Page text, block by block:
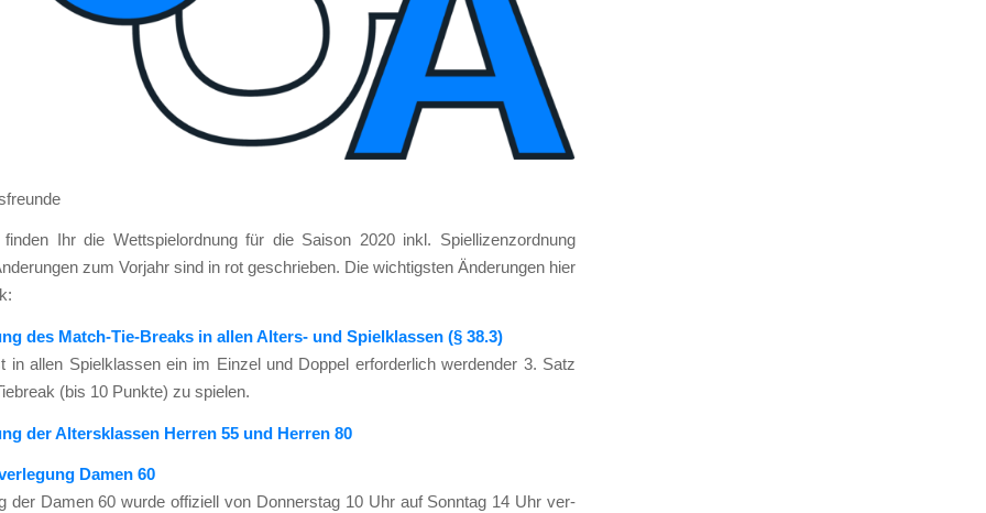
Ihr die Wett­spiel­ord­nung für die Sai­son 2020 inkl. Spiel­li­zenz­ord­nung
zum Vor­jahr sind in rot geschrie­ben. Die wich­tigs­ten Ände­run­gen hier
des Match-Tie-Breaks in allen Alters- und Spiel­klas­sen (§ 38.3)
in allen Spiel­klas­sen ein im Ein­zel und Dop­pel erfor­der­lich wer­den­der 3. Satz
(bis 10 Punk­te) zu spie­len.
der Alters­klas­sen Her­ren 55 und Her­ren 80
Damen 60
der Damen 60 wur­de offi­zi­ell von Don­ners­tag 10 Uhr auf Sonn­tag 14 Uhr ver­